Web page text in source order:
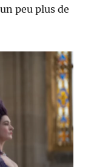
peu plus de